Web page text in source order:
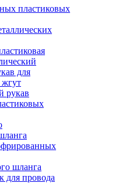
пластиковых
для
жгут
рукав
шланга
для провода